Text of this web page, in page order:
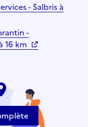
- Salbris à
-
16 km